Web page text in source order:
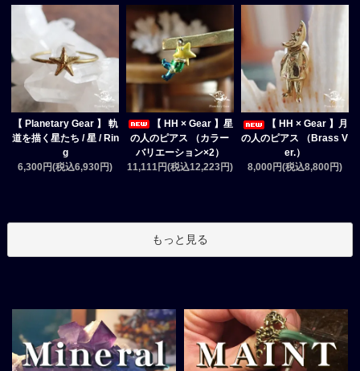
【 Planetary Gear 】 軌
道を描く星たち / 星 / Rin
g
6,300円(税込6,930円)
【 HH × Gear 】星
の人のピアス （カラー
バリエーション×2）
11,111円(税込12,223円)
【 HH × Gear 】月
の人のピアス （Brass V
er.）
8,000円(税込8,800円)
もっと見る